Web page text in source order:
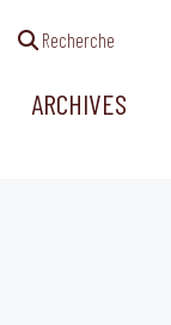
Recherche
ARCHIVES